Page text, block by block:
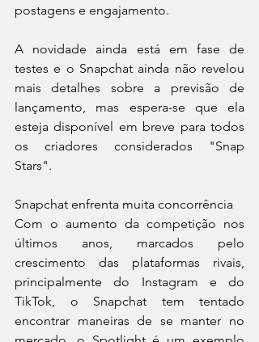
postagens e engajamento.
A novidade ainda está em fase de
testes e o Snapchat ainda não revelou
mais detalhes sobre a previsão de
lançamento, mas espera-se que ela
esteja disponível em breve para todos
os criadores considerados "Snap
Stars".
Snapchat enfrenta muita concorrência
Com o aumento da competição nos
últimos anos, marcados pelo
crescimento das plataformas rivais,
principalmente do Instagram e do
TikTok, o Snapchat tem tentado
encontrar maneiras de se manter no